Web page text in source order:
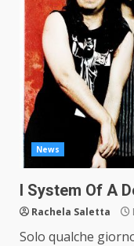
News
I System Of A
Rachela Saletta
Solo qualche